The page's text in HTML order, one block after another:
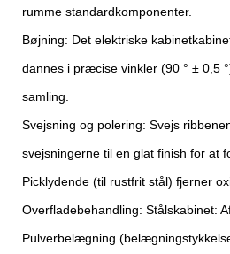
rumme standardkomponenter.
Bøjning: Det elektriske
dannes i præcise vinkler (90 ° ± 0,5
samling.
Svejsning og polering: Svejs
svejsningerne til en glat finish for at
Picklydende (til rustfrit stål) fjerner
Overfladebehandling: Stålskabinet:
Pulverbelægning